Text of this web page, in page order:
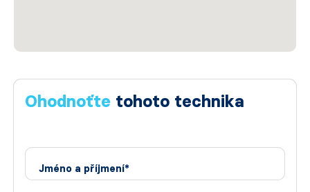
Ohodnoťte tohoto technika
Jméno a příjmení*